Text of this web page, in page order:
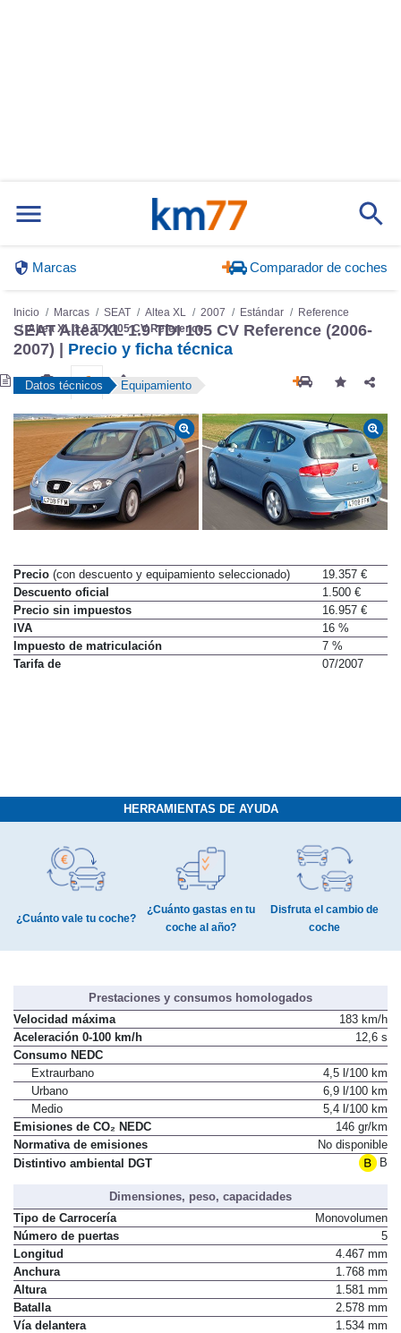
Marcas Comparador de coches
Inicio Marcas SEAT Altea XL 2007 Estándar
Reference
Altea XL 1.9 TDI 105 CV Reference
SEAT Altea XL 1.9 TDI 105 CV Reference (2006-
2007) | Precio y ficha técnica
Datos técnicos Equipamiento
Precio (con descuento y equipamiento seleccionado)
19.357 €
Descuento oficial
1.500 €
Precio sin impuestos
16.957 €
IVA
16 %
Impuesto de matriculación
7 %
Tarifa de
07/2007
HERRAMIENTAS DE AYUDA
¿Cuánto vale tu coche?
¿Cuánto gastas en tu
coche al año?
Disfruta el cambio de
coche
Prestaciones y consumos homologados
Velocidad máxima
183 km/h
Aceleración 0-100 km/h
12,6 s
Consumo NEDC
Extraurbano
4,5 l/100 km
Urbano
6,9 l/100 km
Medio
5,4 l/100 km
Emisiones de CO₂ NEDC
146 gr/km
Normativa de emisiones
No disponible
Distintivo ambiental DGT
B
Dimensiones, peso, capacidades
Tipo de Carrocería
Monovolumen
Número de puertas
5
Longitud
4.467 mm
Anchura
1.768 mm
Altura
1.581 mm
Batalla
2.578 mm
Vía delantera
1.534 mm